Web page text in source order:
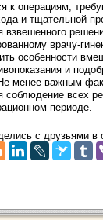
к операциям,
и тщательной
взвешенного
врачу-
особенности
и
менее важным
соблюдение всех
периоде.
с друзьями в